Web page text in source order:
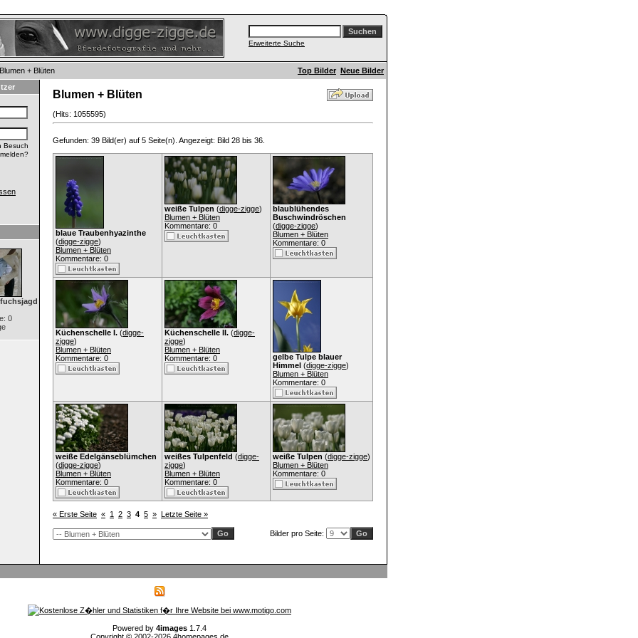
Erweiterte Suche
+ Blüten Top Bilder Neue Bilder
Besuch
0
Blumen + Blüten
(Hits: 1055595)
Gefunden: 39 Bild(er) auf 5 Seite(n). Angezeigt: Bild 28 bis 36.
blaue Traubenhyazinthe
(digge-zigge)
Blumen + Blüten
Kommentare: 0
weiße Tulpen (digge-zigge)
Blumen + Blüten
Kommentare: 0
blaublühendes
Buschwindröschen
(digge-zigge)
Blumen + Blüten
Kommentare: 0
Küchenschelle I. (digge-
zigge)
Blumen + Blüten
Kommentare: 0
Küchenschelle II. (digge-
zigge)
Blumen + Blüten
Kommentare: 0
gelbe Tulpe blauer
Himmel (digge-zigge)
Blumen + Blüten
Kommentare: 0
weiße Edelgänseblümchen
(digge-zigge)
Blumen + Blüten
Kommentare: 0
weißes Tulpenfeld (digge-
zigge)
Blumen + Blüten
Kommentare: 0
weiße Tulpen (digge-zigge)
Blumen + Blüten
Kommentare: 0
« Erste Seite « 1 2 3 4 5 » Letzte Seite »
Bilder pro Seite:
Powered by 4images 1.7.4